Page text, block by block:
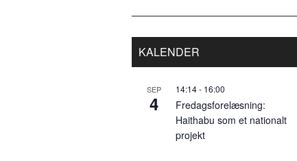
Sidebar
KALENDER
SEP
4
14:14- 16:00
Fredagsforelæsning:
Haithabu som et nationalt
projekt